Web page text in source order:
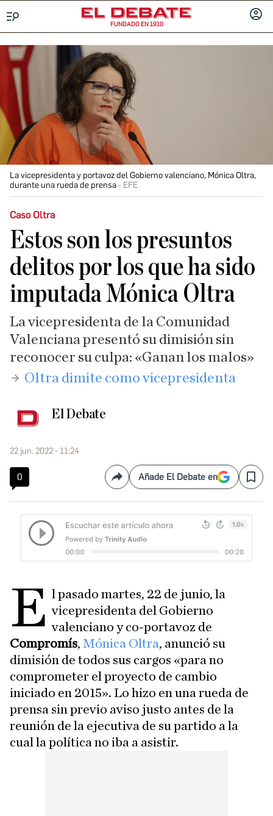
FUNDADO EN 1910
La vicepresidenta y portavoz del Gobierno valenciano, Mónica Oltra,
durante una rueda de prensa
EFE
Caso Oltra
Estos son los presuntos
delitos por los que ha sido
imputada Mónica Oltra
La vicepresidenta de la Comunidad
Valenciana presentó su dimisión sin
reconocer su culpa: «Ganan los malos»
​Oltra dimite como vicepresidenta
El Debate
22 jun. 2022 - 11:24
0 CompartirAñade El Debate en Save
E l pasado martes, 22 de junio, la
vicepresidenta del Gobierno
valenciano y co-portavoz de
Compromís, Mónica Oltra, anunció su
dimisión de todos sus cargos «para no
comprometer el proyecto de cambio
iniciado en 2015». Lo hizo en una rueda de
prensa sin previo aviso justo antes de la
reunión de la ejecutiva de su partido a la
cual la política no iba a asistir.